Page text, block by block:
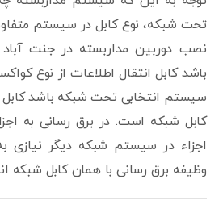
تحت شبکه، نوع کابل در سیستم
نصب دوربین مداربسته در جنت آباد
باشد کابل انتقال اطلاعات از نوع
سیستم انتخابی تحت شبکه باشد کابل
اجزاء در سیستم شبکه دیگر نیازی
وظیفه برق رسانی با همان کابل شبکه